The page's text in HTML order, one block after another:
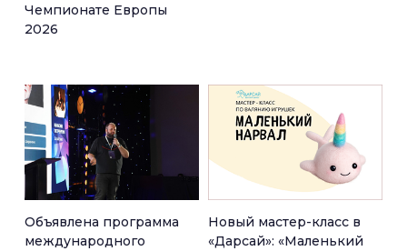
Чемпионате Европы
2026
Объявлена программа
международного
Новый мастер-класс в
«Дарсай»: «Маленький